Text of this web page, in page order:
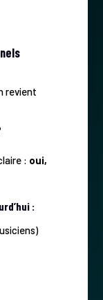
revient
: oui,
: